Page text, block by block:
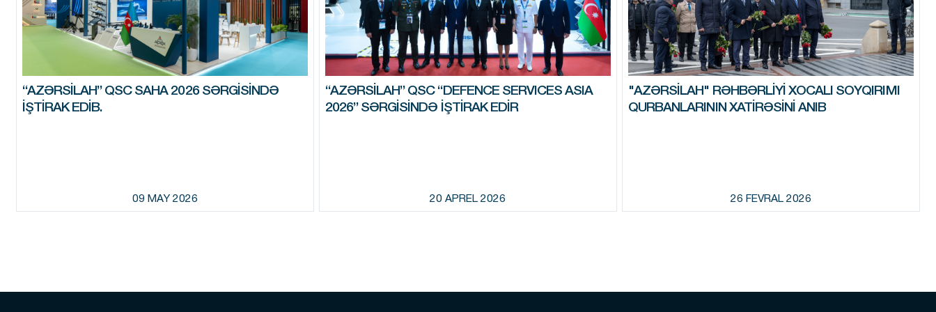
“AZƏRSILAH” QSC SAHA 2026 SƏRGISINDƏ
IŞTIRAK EDIB.
09 MAY 2026
“AZƏRSILAH” QSC “DEFENCE SERVICES ASIA
2026” SƏRGISINDƏ IŞTIRAK EDIR
20 APREL 2026
"AZƏRSILAH" RƏHBƏRLIYI XOCALI SOYQIRIMI
QURBANLARININ XATIRƏSINI ANIB
26 FEVRAL 2026